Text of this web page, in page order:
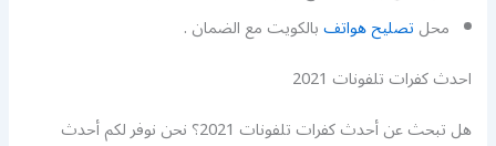
محلتصليح هواتفبالكويت مع الضمان .
احدث كفرات تلفونات 2021
هل تبحث عن أحدث كفرات تلفونات 2021؟ نحن نوفر لكم أحدث